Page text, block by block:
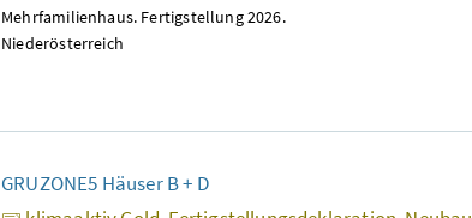
Mehrfamilienhaus. Fertigstellung 2026.
Niederösterreich
GRUZONE5 Häuser B + D